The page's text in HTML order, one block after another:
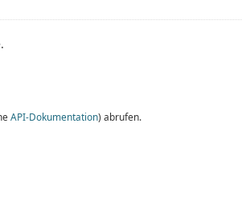
API-Dokumentation) abrufen.